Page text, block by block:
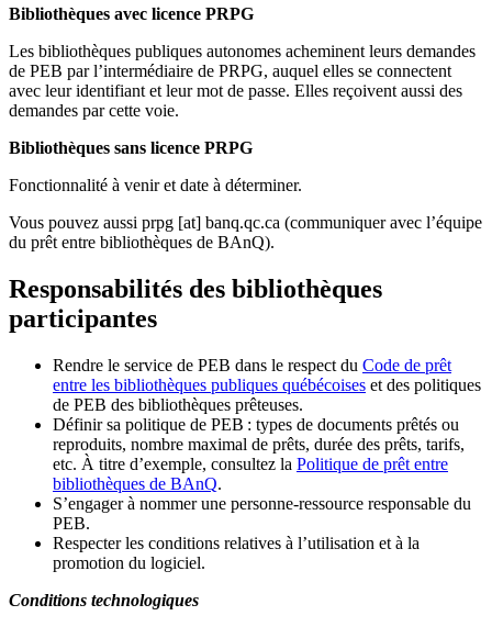
Bibliothèques avec licence PRPG
Les bibliothèques publiques autonomes acheminent leurs demandes
de PEB par l’intermédiaire de PRPG, auquel elles se connectent
avec leur identifiant et leur mot de passe. Elles reçoivent aussi des
demandes par cette voie.
Bibliothèques sans licence PRPG
Fonctionnalité à venir et date à déterminer.
Vous pouvez aussi prpg [at] banq.qc.ca (communiquer avec l’équipe
du prêt entre bibliothèques de BAnQ).
Responsabilités des bibliothèques
participantes
Rendre le service de PEB dans le respect du Code de prêt
entre les bibliothèques publiques québécoises et des politiques
de PEB des bibliothèques prêteuses.
Définir sa politique de PEB : types de documents prêtés ou
reproduits, nombre maximal de prêts, durée des prêts, tarifs,
etc. À titre d’exemple, consultez la Politique de prêt entre
bibliothèques de BAnQ.
S’engager à nommer une personne-ressource responsable du
PEB.
Respecter les conditions relatives à l’utilisation et à la
promotion du logiciel.
Conditions technologiques